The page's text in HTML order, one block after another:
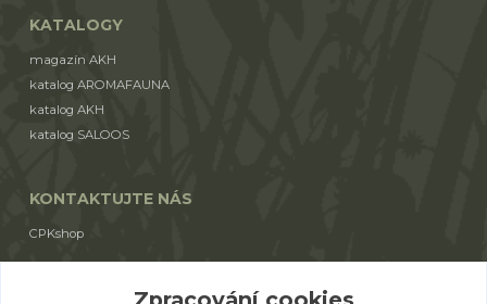
KATALOGY
magazín AKH
katalog AROMAFAUNA
katalog AKH
katalog SALOOS
KONTAKTUJTE NÁS
CPKshop